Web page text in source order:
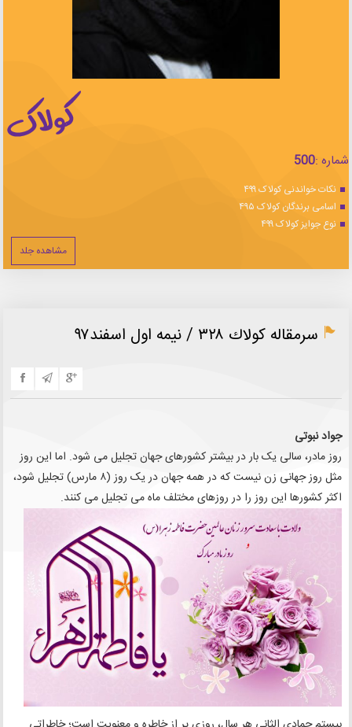
شماره :500
نکات خواندنی کولاک ۴۹۹
اسامی برندگان کولاک ۴۹۵
نوع جوایز کولاک ۴۹۹
مشاهده جلد
سرمقاله كولاك ۳۲۸ / نيمه اول اسفند۹۷
جواد نبوتی
روز مادر، سالی یک بار در بيشتر کشورهای جهان تجلیل می شود. اما این روز
مثل روز جهانی زن نیست که در همه جهان در یک روز (۸ مارس) تجلیل شود،
اکثر کشورها این روز را در روزهای مختلف ماه می تجلیل می کنند.